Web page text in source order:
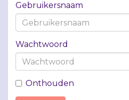
Gebruikersnaam
Wachtwoord
Onthouden